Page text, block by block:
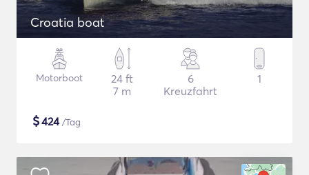
Croatia boat
Motorboot
24 ft
7 m
6
Kreuzfahrt
1
$424/Tag